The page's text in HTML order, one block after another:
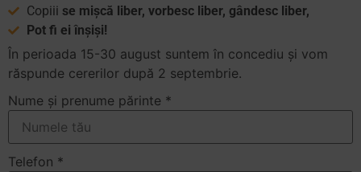
Copiii se mișcă liber, vorbesc liber, gândesc liber,
Pot fi ei înșiși!
În perioada 15-30 august suntem în concediu și vom
răspunde cererilor după 2 septembrie.
Nume și prenume părinte *
Telefon *